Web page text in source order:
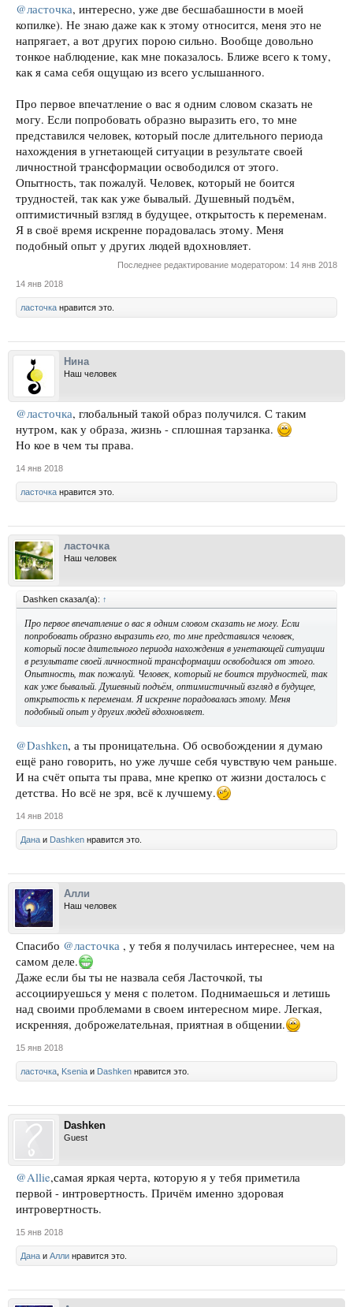
@ласточка, интересно, уже две бесшабашности в моей
копилке). Не знаю даже как к этому относится, меня это не
напрягает, а вот других порою сильно. Вообще довольно
тонкое наблюдение, как мне показалось. Ближе всего к тому,
как я сама себя ощущаю из всего услышанного.
Про первое впечатление о вас я одним словом сказать не
могу. Если попробовать образно выразить его, то мне
представился человек, который после длительного периода
нахождения в угнетающей ситуации в результате своей
личностной трансформации освободился от этого.
Опытность, так пожалуй. Человек, который не боится
трудностей, так как уже бывалый. Душевный подъём,
оптимистичный взгляд в будущее, открытость к переменам.
Я в своё время искренне порадовалась этому. Меня
подобный опыт у других людей вдохновляет.
Последнее редактирование модератором: 14 янв 2018
14 янв 2018
ласточка нравится это.
Нина
Наш человек
@ласточка, глобальный такой образ получился. С таким
нутром, как у образа, жизнь - сплошная тарзанка.
Но кое в чем ты права.
14 янв 2018
ласточка нравится это.
ласточка
Наш человек
Dashken сказал(а): ↑
Про первое впечатление о вас я одним словом сказать не могу. Если
попробовать образно выразить его, то мне представился человек,
который после длительного периода нахождения в угнетающей ситуации
в результате своей личностной трансформации освободился от этого.
Опытность, так пожалуй. Человек, который не боится трудностей, так
как уже бывалый. Душевный подъём, оптимистичный взгляд в будущее,
открытость к переменам. Я искренне порадовалась этому. Меня
подобный опыт у других людей вдохновляет.
@Dashken, а ты проницательна. Об освобождении я думаю
ещё рано говорить, но уже лучше себя чувствую чем раньше.
И на счёт опыта ты права, мне крепко от жизни досталось с
детства. Но всё не зря, всё к лучшему.
14 янв 2018
Дана и Dashken нравится это.
Алли
Наш человек
Спасибо @ласточка , у тебя я получилась интереснее, чем на
самом деле.
Даже если бы ты не назвала себя Ласточкой, ты
ассоциируешься у меня с полетом. Поднимаешься и летишь
над своими проблемами в своем интересном мире. Легкая,
искренняя, доброжелательная, приятная в общении.
15 янв 2018
ласточка Ksenia и Dashken нравится это.
Dashken
Guest
@Allie,самая яркая черта, которую я у тебя приметила
первой - интровертность. Причём именно здоровая
интровертность.
15 янв 2018
Дана и Алли нравится это.